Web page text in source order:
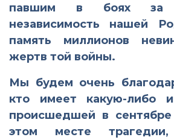
павшим в боях за
независимость нашей
память миллионов
жертв той войны.
Мы будем очень
кто имеет какую-либо
происшедшей в
этом месте